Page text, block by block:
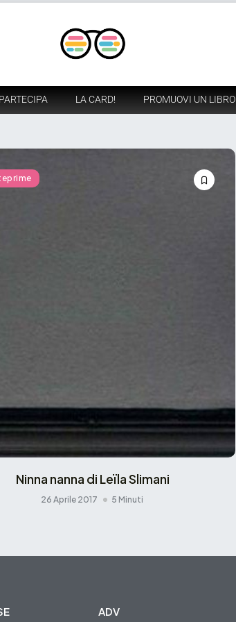
PARTECIPA LA CARD! PROMUOVI UN LIBRO
Ninna nanna di Leïla Slimani
26 Aprile 2017 5 Minuti
ADV